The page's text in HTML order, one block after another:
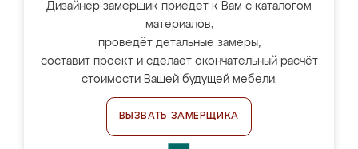
Дизайнер-замерщик приедет к Вам с каталогом
материалов,
проведёт детальные замеры,
составит проект и сделает окончательный расчёт
стоимости Вашей будущей мебели.
ВЫЗВАТЬ ЗАМЕРЩИКА